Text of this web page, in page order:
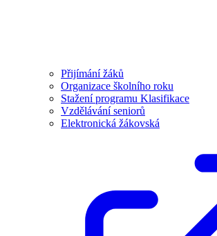
Přijímání žáků
Organizace školního roku
Stažení programu Klasifikace
Vzdělávání seniorů
Elektronická žákovská